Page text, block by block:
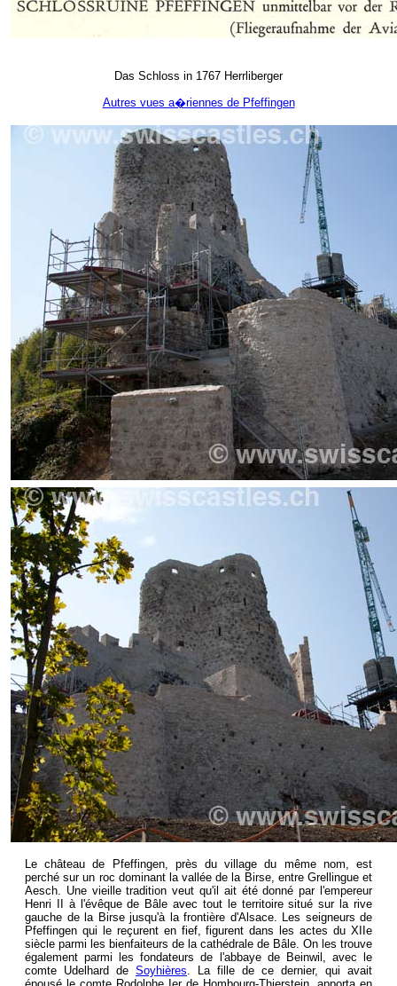
Das Schloss in 1767 Herrliberger
Autres vues a�riennes de Pfeffingen
Le château de Pfeffingen, près du village du même nom, est
perché sur un roc dominant la vallée de la Birse, entre Grellingue et
Aesch. Une vieille tradition veut qu'il ait été donné par l'empereur
Henri II à l'évêque de Bâle avec tout le territoire situé sur la rive
gauche de la Birse jusqu'à la frontière d'Alsace. Les seigneurs de
Pfeffingen qui le reçurent en fief, figurent dans les actes du XIIe
siècle parmi les bienfaiteurs de la cathédrale de Bâle. On les trouve
également parmi les fondateurs de l'abbaye de Beinwil, avec le
comte Udelhard de Soyhières . La fille de ce dernier, qui avait